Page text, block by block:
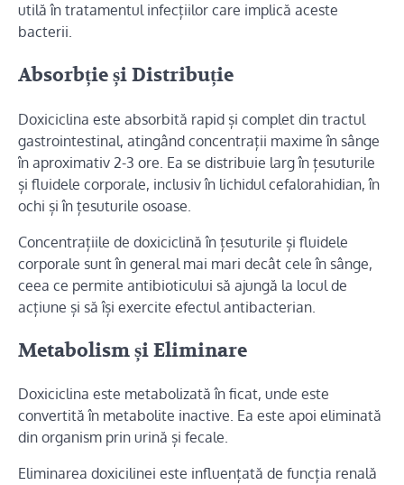
utilă în tratamentul infecțiilor care implică aceste
bacterii.
Absorbție și Distribuție
Doxiciclina este absorbită rapid și complet din tractul
gastrointestinal, atingând concentrații maxime în sânge
în aproximativ 2-3 ore. Ea se distribuie larg în țesuturile
și fluidele corporale, inclusiv în lichidul cefalorahidian, în
ochi și în țesuturile osoase.
Concentrațiile de doxiciclină în țesuturile și fluidele
corporale sunt în general mai mari decât cele în sânge,
ceea ce permite antibioticului să ajungă la locul de
acțiune și să își exercite efectul antibacterian.
Metabolism și Eliminare
Doxiciclina este metabolizată în ficat, unde este
convertită în metabolite inactive. Ea este apoi eliminată
din organism prin urină și fecale.
Eliminarea doxicilinei este influențată de funcția renală